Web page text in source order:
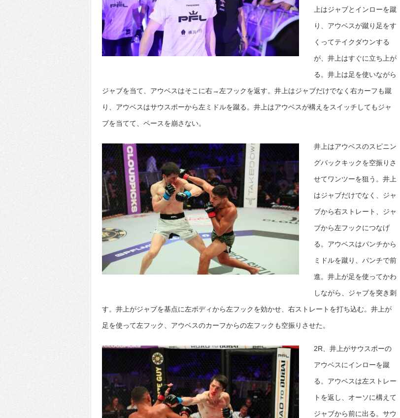
上はジャブとインローを蹴
り、アウベスが蹴り足をす
くってテイクダウンする
が、井上はすぐに立ち上が
る。井上は足を使いながら
ジャブを当て、アウベスはそこに右→左フックを返す。井上はジャブだけでなく右カーフも蹴
り、アウベスはサウスポーから左ミドルを蹴る。井上はアウベスが構えをスイッチしてもジャ
ブを当てて、ペースを崩さない。
井上はアウベスのスピニン
グバックキックを空振りさ
せてワンツーを狙う。井上
はジャブだけでなく、ジャ
ブから右ストレート、ジャ
ブから左フックにつなげ
る。アウベスはパンチから
ミドルを蹴り、パンチで前
進。井上が足を使ってかわ
しながら、ジャブを突き刺
す。井上がジャブを基点に左ボディから左フックを効かせ、右ストレートを打ち込む。井上が
足を使って左フック、アウベスのカーフからの左フックも空振りさせた。
2R、井上がサウスポーの
アウベスにインローを蹴
る。アウベスは左ストレー
トを返し、オーソに構えて
ジャブから前に出る。サウ